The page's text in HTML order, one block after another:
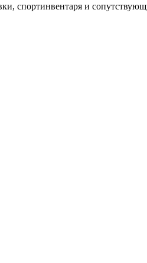
спортинвентаря и